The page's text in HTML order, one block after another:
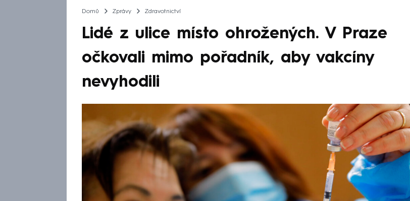
Domů Zprávy Zdravotnictví
Lidé z ulice místo ohrožených. V Praze
očkovali mimo pořadník, aby vakcíny
nevyhodili